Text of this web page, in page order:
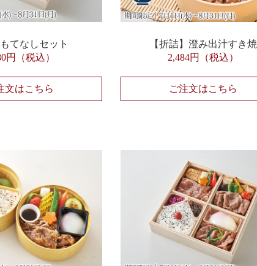
てなしセット
円（税込）
文はこちら
【折詰】澄み出汁すき焼
2,484円（税込）
ご注文はこちら